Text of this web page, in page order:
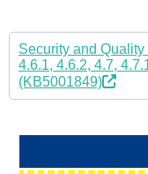
Security and
4.6.1, 4.6.2, 4.7,
(KB5001849)